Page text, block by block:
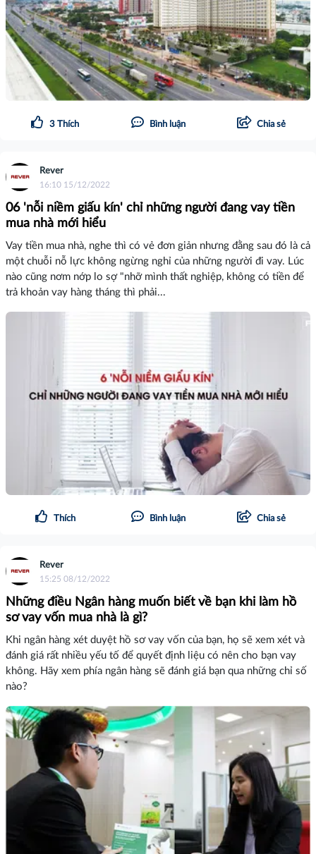
3 Thích Bình luận Chia sẻ
Rever
16:10 15/12/2022
06 'nỗi niềm giấu kín' chỉ những người đang vay tiền
mua nhà mới hiểu
Vay tiền mua nhà, nghe thì có vẻ đơn giản nhưng đằng sau đó là cả
một chuỗi nỗ lực không ngừng nghỉ của những người đi vay. Lúc
nào cũng nơm nớp lo sợ "nhỡ mình thất nghiệp, không có tiền để
trả khoản vay hàng tháng thì phải...
Thích Bình luận Chia sẻ
Rever
15:25 08/12/2022
Những điều Ngân hàng muốn biết về bạn khi làm hồ
sơ vay vốn mua nhà là gì?
Khi ngân hàng xét duyệt hồ sơ vay vốn của bạn, họ sẽ xem xét và
đánh giá rất nhiều yếu tố để quyết định liệu có nên cho bạn vay
không. Hãy xem phía ngân hàng sẽ đánh giá bạn qua những chỉ số
nào?